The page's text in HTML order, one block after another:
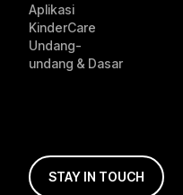
Aplikasi
KinderCare
Undang-
undang & Dasar
STAY IN TOUCH